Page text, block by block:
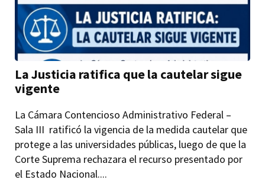
La Justicia ratifica que la cautelar sigue
vigente
La Cámara Contencioso Administrativo Federal –
Sala III ratificó la vigencia de la medida cautelar que
protege a las universidades públicas, luego de que la
Corte Suprema rechazara el recurso presentado por
el Estado Nacional....